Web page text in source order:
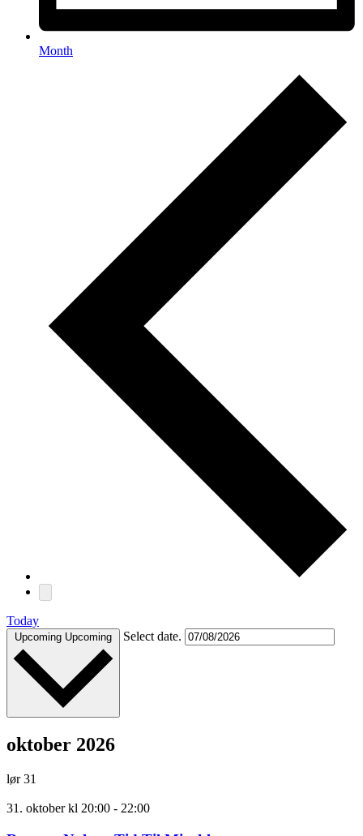
Month
Today
Upcoming Upcoming Select date.
oktober 2026
lør31
31. oktober kl 20:00 - 22:00